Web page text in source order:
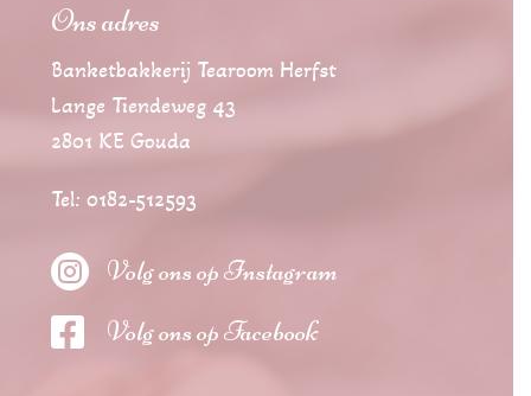
Ons adres
Banketbakkerij Tearoom Herfst
Lange Tiendeweg 43
2801 KE Gouda
Tel: 0182-512593
 Volg ons op Instagram
 Volg ons op Facebook